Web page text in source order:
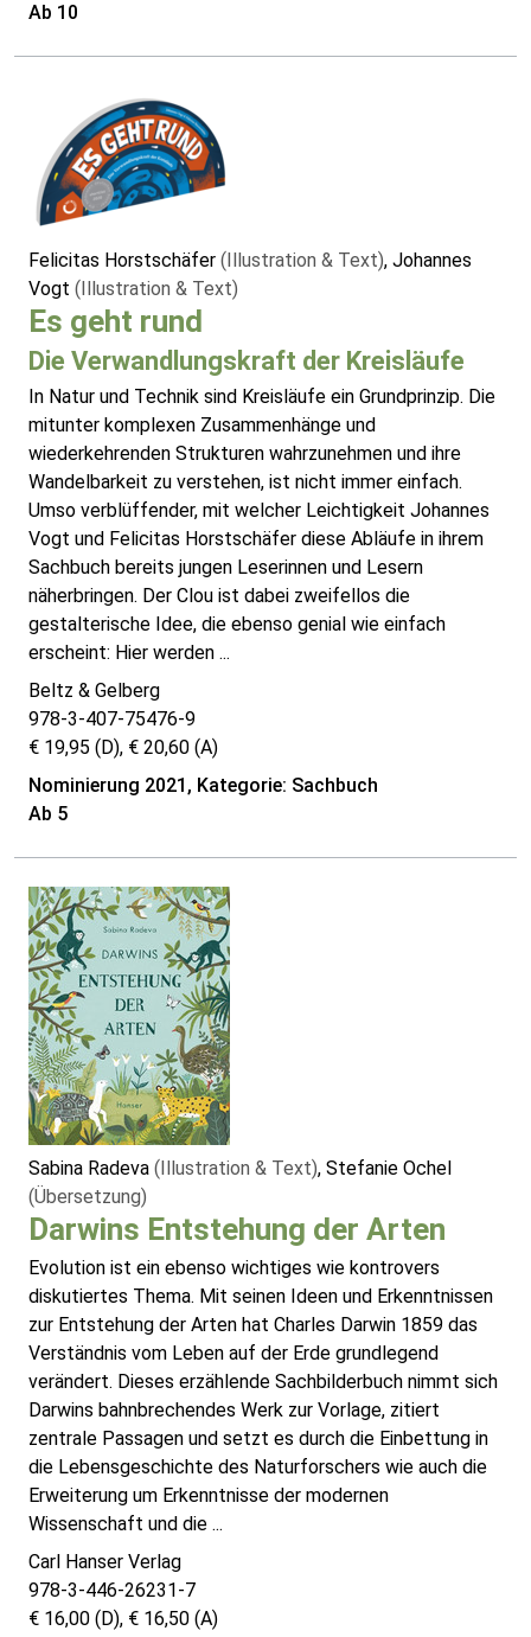
Ab 10
Felicitas Horstschäfer (Illustration & Text), Johannes
Vogt (Illustration & Text)
Es geht rund
Die Verwandlungskraft der Kreisläufe
In Natur und Technik sind Kreisläufe ein Grundprinzip. Die
mitunter komplexen Zusammenhänge und
wiederkehrenden Strukturen wahrzunehmen und ihre
Wandelbarkeit zu verstehen, ist nicht immer einfach.
Umso verblüffender, mit welcher Leichtigkeit Johannes
Vogt und Felicitas Horstschäfer diese Abläufe in ihrem
Sachbuch bereits jungen Leserinnen und Lesern
näherbringen. Der Clou ist dabei zweifellos die
gestalterische Idee, die ebenso genial wie einfach
erscheint: Hier werden ...
Beltz & Gelberg
978-3-407-75476-9
€ 19,95 (D), € 20,60 (A)
Nominierung 2021, Kategorie: Sachbuch
Ab 5
Sabina Radeva (Illustration & Text), Stefanie Ochel
(Übersetzung)
Darwins Entstehung der Arten
Evolution ist ein ebenso wichtiges wie kontrovers
diskutiertes Thema. Mit seinen Ideen und Erkenntnissen
zur Entstehung der Arten hat Charles Darwin 1859 das
Verständnis vom Leben auf der Erde grundlegend
verändert. Dieses erzählende Sachbilderbuch nimmt sich
Darwins bahnbrechendes Werk zur Vorlage, zitiert
zentrale Passagen und setzt es durch die Einbettung in
die Lebensgeschichte des Naturforschers wie auch die
Erweiterung um Erkenntnisse der modernen
Wissenschaft und die ...
Carl Hanser Verlag
978-3-446-26231-7
€ 16,00 (D), € 16,50 (A)